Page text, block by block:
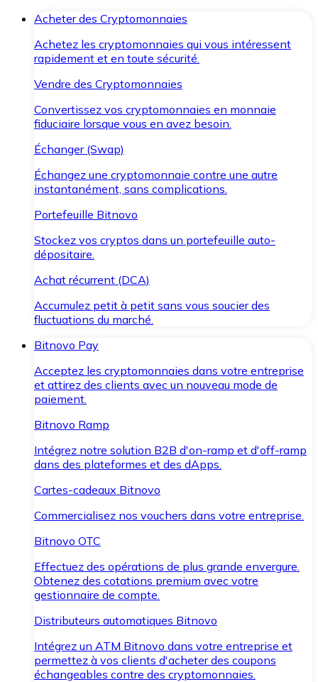
Acheter des Cryptomonnaies
Achetez les cryptomonnaies qui vous intéressent
rapidement et en toute sécurité.
Vendre des Cryptomonnaies
Convertissez vos cryptomonnaies en monnaie
fiduciaire lorsque vous en avez besoin.
Échanger (Swap)
Échangez une cryptomonnaie contre une autre
instantanément, sans complications.
Portefeuille Bitnovo
Stockez vos cryptos dans un portefeuille auto-
dépositaire.
Achat récurrent (DCA)
Accumulez petit à petit sans vous soucier des
fluctuations du marché.
Bitnovo Pay
Acceptez les cryptomonnaies dans votre entreprise
et attirez des clients avec un nouveau mode de
paiement.
Bitnovo Ramp
Intégrez notre solution B2B d'on-ramp et d'off-ramp
dans des plateformes et des dApps.
Cartes-cadeaux Bitnovo
Commercialisez nos vouchers dans votre entreprise.
Bitnovo OTC
Effectuez des opérations de plus grande envergure.
Obtenez des cotations premium avec votre
gestionnaire de compte.
Distributeurs automatiques Bitnovo
Intégrez un ATM Bitnovo dans votre entreprise et
permettez à vos clients d'acheter des coupons
échangeables contre des cryptomonnaies.